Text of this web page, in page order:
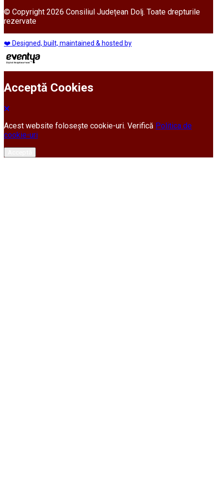
© Copyright 2026 Consiliul Județean Dolj. Toate drepturile
rezervate
❤️ Designed, built, maintained & hosted by
Acceptă Cookies
Acest website folosește cookie-uri. Verifică Politica de
cookie-uri